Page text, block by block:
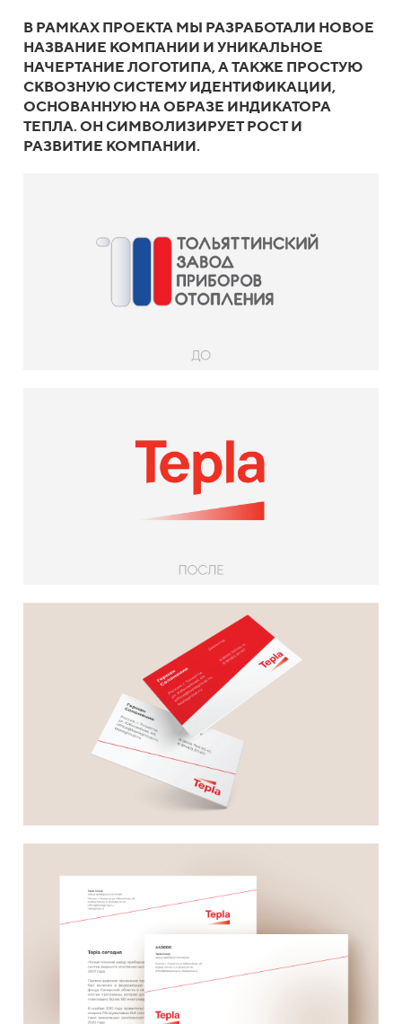
В РАМКАХ ПРОЕКТА МЫ РАЗРАБОТАЛИ НОВОЕ
НАЗВАНИЕ КОМПАНИИ И УНИКАЛЬНОЕ
НАЧЕРТАНИЕ ЛОГОТИПА, А ТАКЖЕ ПРОСТУЮ
СКВОЗНУЮ СИСТЕМУ ИДЕНТИФИКАЦИИ,
ОСНОВАННУЮ НА ОБРАЗЕ ИНДИКАТОРА
ТЕПЛА. ОН СИМВОЛИЗИРУЕТ РОСТ И
РАЗВИТИЕ КОМПАНИИ.